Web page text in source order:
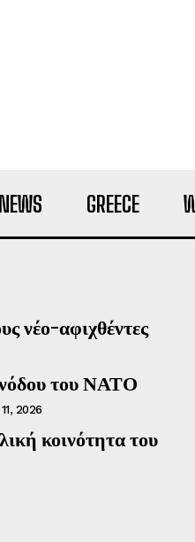
GREECE
νέο-αφιχθέντες
του ΝΑΤΟ
2026
κοινότητα του